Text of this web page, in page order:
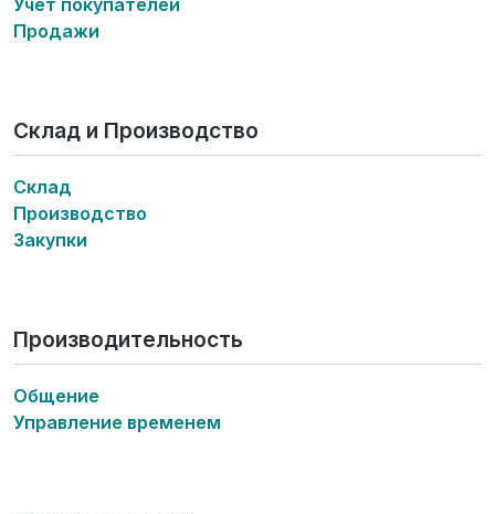
Учет покупателей
Продажи
Склад и Производство
Склад
Производство
Закупки
Производительность
Общение
Управление временем